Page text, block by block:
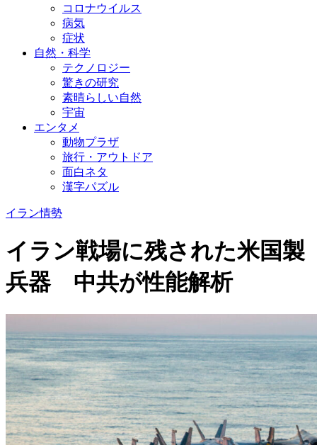
コロナウイルス
病気
症状
自然・科学
テクノロジー
驚きの研究
素晴らしい自然
宇宙
エンタメ
動物プラザ
旅行・アウトドア
面白ネタ
漢字パズル
イラン情勢
イラン戦場に残された米国製
兵器 中共が性能解析